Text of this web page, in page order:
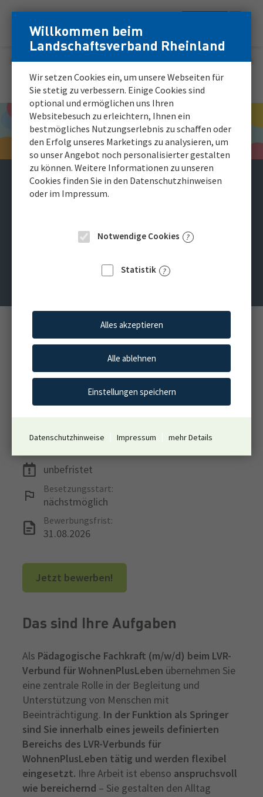
Inhalt
Login
Bewerber*innen
Login
Bewerber*innen
Navigation
Hauptnavigation
Menü
Willkommen beim
Landschaftsverband Rheinland
Wir setzen Cookies ein, um unsere Webseiten für
Sie stetig zu verbessern. Einige Cookies sind
optional und ermöglichen uns Ihren
Websitebesuch zu erleichtern, Ihnen ein
bestmögliches Nutzungserlebnis zu schaffen oder
den Erfolg unseres Marketings zu analysieren, um
so unser Angebot noch personalisierter gestalten
zu können. Weitere Informationen zu unseren
Cookies finden Sie in den Datenschutzhinweisen
oder im Impressum.
Notwendige Cookies
Statistik
Alles akzeptieren
Alle ablehnen
Einstellungen speichern
Datenschutzhinweise Impressum mehr Details
Karriereportal
Pädagogische Fachkraft
für den LVR-Verbund für WohnenPlusLeben
Süchteln, Tönisvorst)
Standort:
Einsatzstelle:
LVR-Verbund für WohnenPlusLeben
Vergütung:
Arbeitszeit:
unbefristet
Besetzungsstart:
nächstmöglich
Bewerbungsfrist:
31.08.2026
Jetzt bewerben!
Das sind Ihre Aufgaben
Als Pädagogische Fachkraft (m/w/d) beim LVR-
Verbund für WohnenPlusLeben übernehmen Sie
eine zentrale Rolle in der Begleitung und
Unterstützung von Menschen mit
Beeinträchtigung. In der Funktion als Springer
sind Sie innerhalb eines jeweils definierten
Bereichs des LVR-Verbunds für
WohnenPlusLeben tätig und werden flexibel
eingesetzt. Ihre Arbeit ist ebenso anspruchsvoll
wie bereichernd – Sie gestalten den Alltag